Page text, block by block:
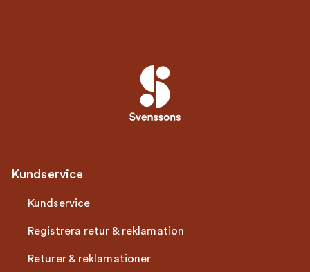
Kundservice
Kundservice
Registrera retur & reklamation
Returer & reklamationer